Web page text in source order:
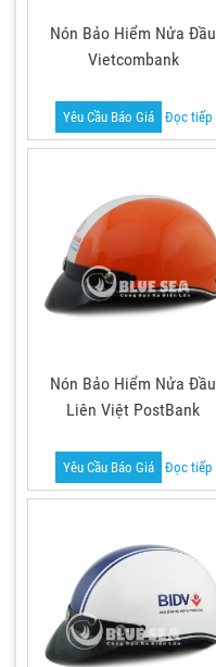
Nón Bảo Hiểm Nửa Đầu
Vietcombank
Yêu Cầu Báo Giá Đọc tiếp
Nón Bảo Hiểm Nửa Đầu
Liên Việt PostBank
Yêu Cầu Báo Giá Đọc tiếp